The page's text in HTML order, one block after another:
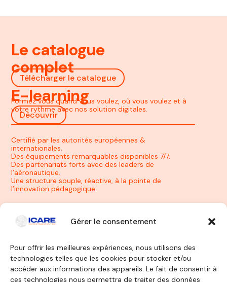
Gérer le consentement
Pour offrir les meilleures expériences, nous utilisons des
technologies telles que les cookies pour stocker et/ou
accéder aux informations des appareils. Le fait de consentir à
ces technologies nous permettra de traiter des données
Le catalogue
complet
Télécharger le catalogue
E-learning
Formez vous quand vous voulez, où vous voulez et à
votre rythme avec nos solution digitales.
Découvrir
Certifié par les autorités européennes &
internationales.
Des équipements remarquables disponibles 7/7.
Des partenariats forts avec des leaders de
l’aéronautique.
Une structure souple, réactive, à la pointe de
l’innovation pédagogique.
Contactez-nous